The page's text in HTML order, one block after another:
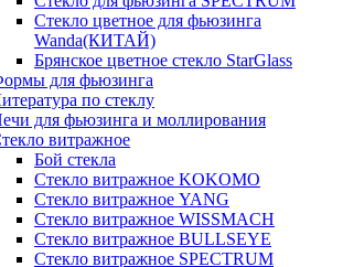
Стекло цветное для фьюзинга
Wanda(КИТАЙ)
Брянское цветное стекло StarGlass
для фьюзинга
по стеклу
для фьюзинга и моллирования
витражное
Бой стекла
Стекло витражное KOKOMO
Стекло витражное YANG
Стекло витражное WISSMACH
Стекло витражное BULLSEYE
Стекло витражное SPECTRUM